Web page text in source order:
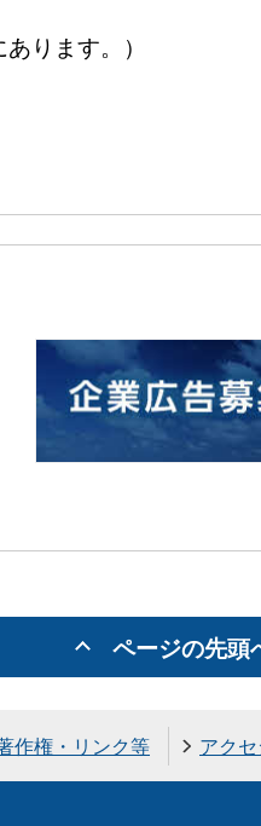
ります。）
ページの先頭
作権・リンク等 アク